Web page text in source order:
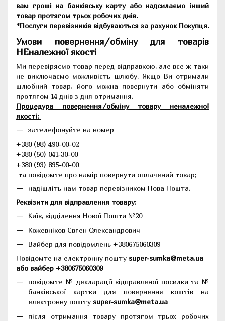
вам гроші на банківську карту або надсилаємо інший
товар протягом трьох робочих днів.
*Послуги перевізників відбуваються за рахунок Покупця.
Умови повернення/обміну для товарів
НЕналежної якості
Ми перевіряємо товар перед відправкою, але все ж таки
не виключаємо можливість шлюбу. Якщо Ви отримали
шлюбний товар, його можна повернути або обміняти
протягом 14 днів з дня отримання.
Процедура повернення/обміну товару неналежної
якості:
зателефонуйте на номер
+380 (98) 490-00-02
+380 (50) 041-30-00
+380 (93) 895-00-00
та повідомте про намір повернути оплачений товар;
надішліть нам товар перевізником Нова Пошта.
Реквізити для відправлення товару:
Київ, відділення Нової Пошти №20
Кожевніков Євген Олександрович
Вайбер для повідомлень +380675060309
Повідомте на електронну пошту super-sumka@meta.ua
або вайбер +380675060309
повідомте № декларації відправленої посилки та №
банківської картки для повернення коштів на
електронну пошту super-sumka@meta.ua
після отримання товару протягом трьох робочих